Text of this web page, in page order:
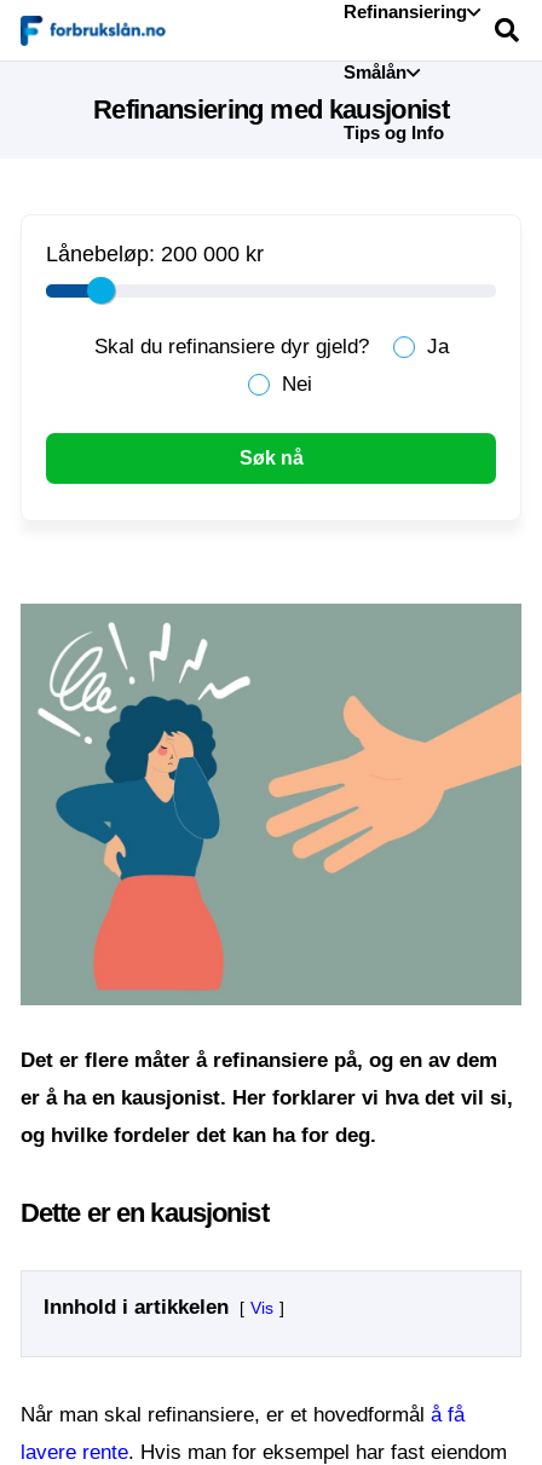
Refinansiering
Smålån
Tips og Info
Refinansiering med kausjonist
Det er flere måter å refinansiere på, og en av dem
er å ha en kausjonist. Her forklarer vi hva det vil si,
og hvilke fordeler det kan ha for deg.
Dette er en kausjonist
Innhold i artikkelen Vis
Når man skal refinansiere, er et hovedformål å få
lavere rente. Hvis man for eksempel har fast eiendom
Lånebeløp: 200 000 kr
Skal du refinansiere dyr gjeld?
Ja
Nei
Søk nå